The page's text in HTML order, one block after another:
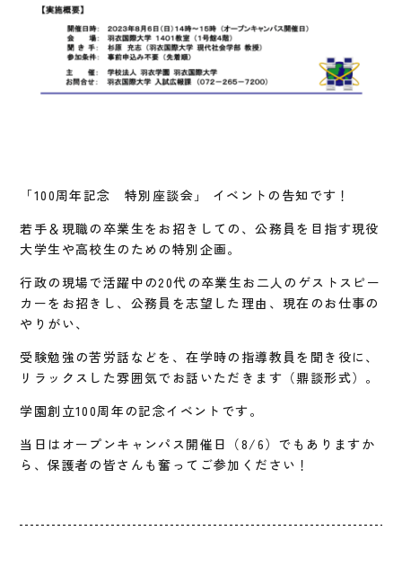
「100周年記念 特別座談会」 イベントの告知です！
若手＆現職の卒業生をお招きしての、公務員を目指す現役
大学生や高校生のための特別企画。
行政の現場で活躍中の20代の卒業生お二人のゲストスピー
カーをお招きし、公務員を志望した理由、現在のお仕事の
やりがい、
受験勉強の苦労話などを、在学時の指導教員を聞き役に、
リラックスした雰囲気でお話いただきます（鼎談形式）。
学園創立100周年の記念イベントです。
当日はオープンキャンパス開催日（8/6）でもありますか
ら、保護者の皆さんも奮ってご参加ください！